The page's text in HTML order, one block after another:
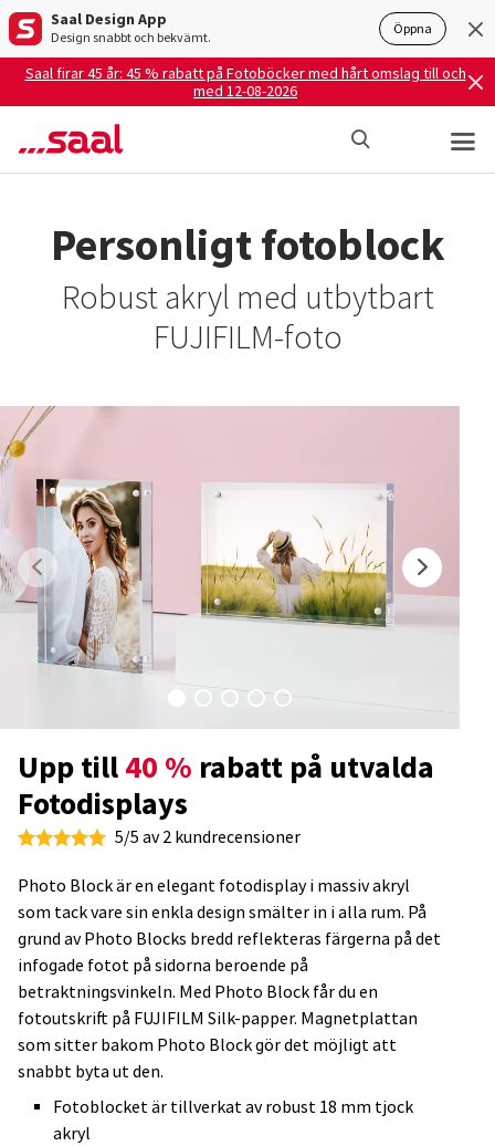
Saal Design App
Design snabbt och bekvämt. Öppna
Saal firar 45 år: 45 % rabatt på Fotoböcker med hårt omslag till och
med 12-08-2026
Personligt fotoblock
Robust akryl med utbytbart
FUJIFILM-foto
Upp till40 % rabatt på utvalda
Fotodisplays
5/5 av 2 kundrecensioner
Photo Block är en elegant fotodisplay i massiv akryl
som tack vare sin enkla design smälter in i alla rum. På
grund av Photo Blocks bredd reflekteras färgerna på det
infogade fotot på sidorna beroende på
betraktningsvinkeln. Med Photo Block får du en
fotoutskrift på FUJIFILM Silk-papper. Magnetplattan
som sitter bakom Photo Block gör det möjligt att
snabbt byta ut den.
Fotoblocket är tillverkat av robust 18 mm tjock
akryl